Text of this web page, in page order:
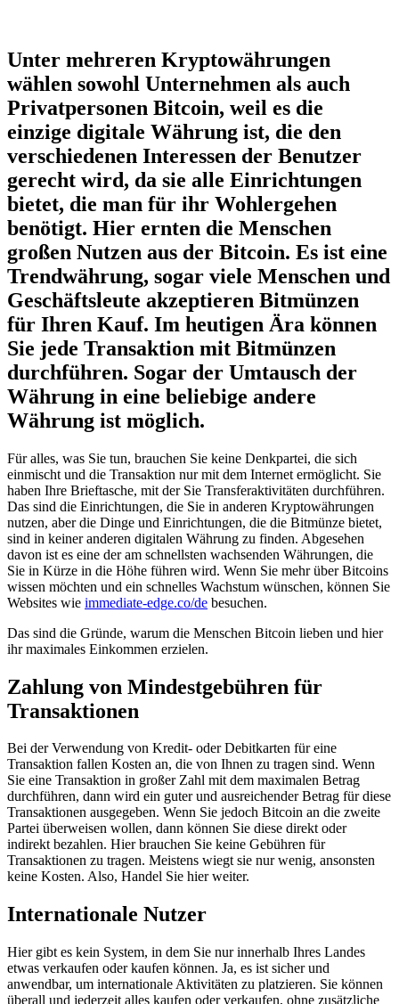
Unter mehreren Kryptowährungen
wählen sowohl Unternehmen als auch
Privatpersonen Bitcoin, weil es die
einzige digitale Währung ist, die den
verschiedenen Interessen der Benutzer
gerecht wird, da sie alle Einrichtungen
bietet, die man für ihr Wohlergehen
benötigt. Hier ernten die Menschen
großen Nutzen aus der Bitcoin. Es ist eine
Trendwährung, sogar viele Menschen und
Geschäftsleute akzeptieren Bitmünzen
für Ihren Kauf. Im heutigen Ära können
Sie jede Transaktion mit Bitmünzen
durchführen. Sogar der Umtausch der
Währung in eine beliebige andere
Währung ist möglich.
Für alles, was Sie tun, brauchen Sie keine Denkpartei, die sich
einmischt und die Transaktion nur mit dem Internet ermöglicht. Sie
haben Ihre Brieftasche, mit der Sie Transferaktivitäten durchführen.
Das sind die Einrichtungen, die Sie in anderen Kryptowährungen
nutzen, aber die Dinge und Einrichtungen, die die Bitmünze bietet,
sind in keiner anderen digitalen Währung zu finden. Abgesehen
davon ist es eine der am schnellsten wachsenden Währungen, die
Sie in Kürze in die Höhe führen wird. Wenn Sie mehr über Bitcoins
wissen möchten und ein schnelles Wachstum wünschen, können Sie
Websites wie immediate-edge.co/de besuchen.
Das sind die Gründe, warum die Menschen Bitcoin lieben und hier
ihr maximales Einkommen erzielen.
Zahlung von Mindestgebühren für
Transaktionen
Bei der Verwendung von Kredit- oder Debitkarten für eine
Transaktion fallen Kosten an, die von Ihnen zu tragen sind. Wenn
Sie eine Transaktion in großer Zahl mit dem maximalen Betrag
durchführen, dann wird ein guter und ausreichender Betrag für diese
Transaktionen ausgegeben. Wenn Sie jedoch Bitcoin an die zweite
Partei überweisen wollen, dann können Sie diese direkt oder
indirekt bezahlen. Hier brauchen Sie keine Gebühren für
Transaktionen zu tragen. Meistens wiegt sie nur wenig, ansonsten
keine Kosten. Also, Handel Sie hier weiter.
Internationale Nutzer
Hier gibt es kein System, in dem Sie nur innerhalb Ihres Landes
etwas verkaufen oder kaufen können. Ja, es ist sicher und
anwendbar, um internationale Aktivitäten zu platzieren. Sie können
überall und jederzeit alles kaufen oder verkaufen, ohne zusätzliche